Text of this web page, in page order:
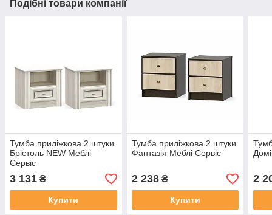
Подібні товари компанії
Тумба приліжкова 2 штуки
Брістоль NEW Меблі
Сервіс
3 131 ₴
Купити
Тумба приліжкова 2 штуки
Фантазія Меблі Сервіс
2 238₴
Купити
2